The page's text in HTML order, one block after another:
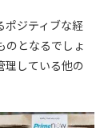
ポジティブな経
のとなるでしょ
理している他の